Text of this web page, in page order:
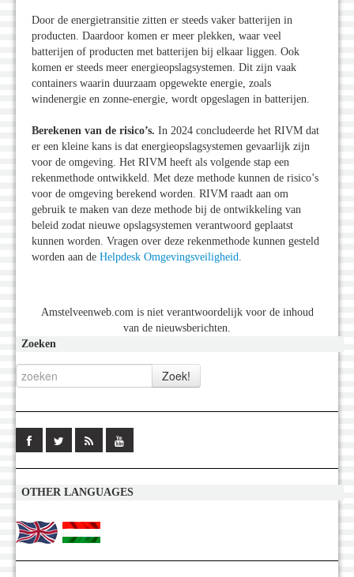
Door de energietransitie zitten er steeds vaker batterijen in
producten. Daardoor komen er meer plekken, waar veel
batterijen of producten met batterijen bij elkaar liggen. Ook
komen er steeds meer energieopslagsystemen. Dit zijn vaak
containers waarin duurzaam opgewekte energie, zoals
windenergie en zonne-energie, wordt opgeslagen in batterijen.
Berekenen van de risico’s. In 2024 concludeerde het RIVM dat
er een kleine kans is dat energieopslagsystemen gevaarlijk zijn
voor de omgeving. Het RIVM heeft als volgende stap een
rekenmethode ontwikkeld. Met deze methode kunnen de risico’s
voor de omgeving berekend worden. RIVM raadt aan om
gebruik te maken van deze methode bij de ontwikkeling van
beleid zodat nieuwe opslagsystemen verantwoord geplaatst
kunnen worden. Vragen over deze rekenmethode kunnen gesteld
worden aan de Helpdesk Omgevingsveiligheid.
Amstelveenweb.com is niet verantwoordelijk voor de inhoud
van de nieuwsberichten.
Zoeken
OTHER LANGUAGES